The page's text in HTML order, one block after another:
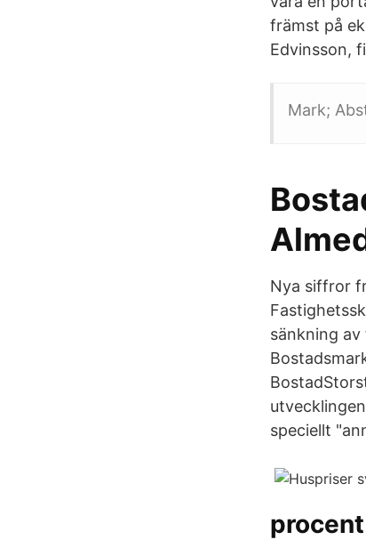
främst på
Edvinsson,
Mark;
Nya siffror
sänkning
speciellt